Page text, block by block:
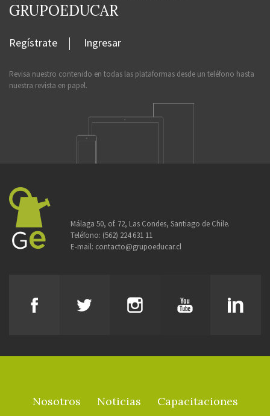
GRUPOEDUCAR
Regístrate Ingresar
Revisa nuestro contenido en todas las plataformas desde un teléfono hasta
nuestra revista en papel.
Málaga 50, of. 72, Las Condes, Santiago de Chile.
Teléfono: (562) 224 631 11
E-mail: contacto@grupoeducar.cl
Nosotros Noticias
Capacitaciones